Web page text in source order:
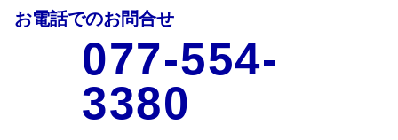
お電話でのお問合せ
077-554-
3380